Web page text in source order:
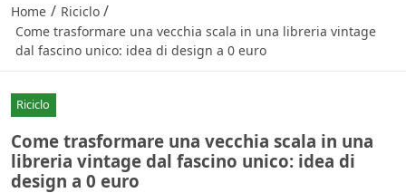
Home / Riciclo /
Come trasformare una vecchia scala in una libreria vintage
dal fascino unico: idea di design a 0 euro
Riciclo
Come trasformare una vecchia scala in una
libreria vintage dal fascino unico: idea di
design a 0 euro